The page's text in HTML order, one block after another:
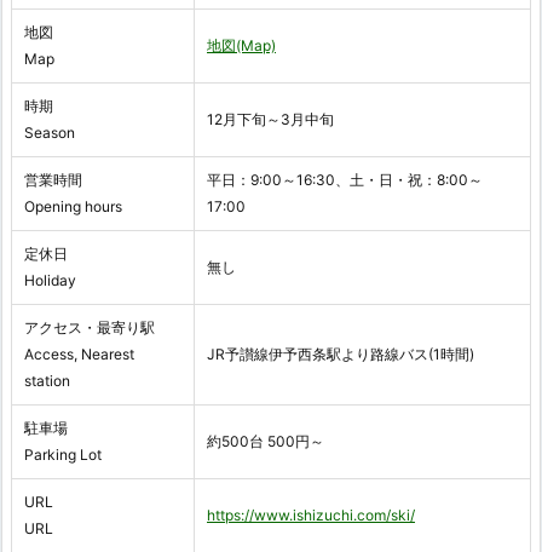
地図
Map
地図(Map)
時期
Season
12月下旬～3月中旬
営業時間
Opening hours
平日：9:00～16:30、土・日・祝：8:00～
17:00
定休日
Holiday
無し
アクセス・最寄り駅
Access, Nearest
station
JR予讃線伊予西条駅より路線バス(1時間)
駐車場
Parking Lot
約500台 500円～
URL
URL
https://www.ishizuchi.com/ski/